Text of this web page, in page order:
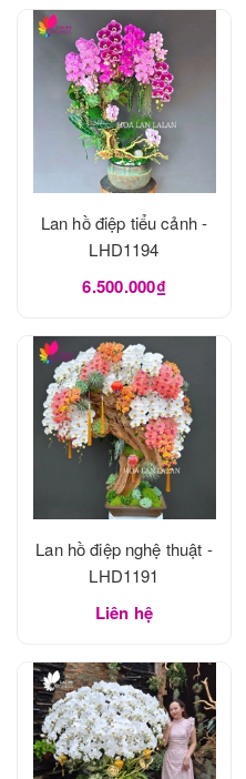
Lan hồ điệp tiểu cảnh -
LHD1194
6.500.000₫
Lan hồ điệp nghệ thuật -
LHD1191
Liên hệ